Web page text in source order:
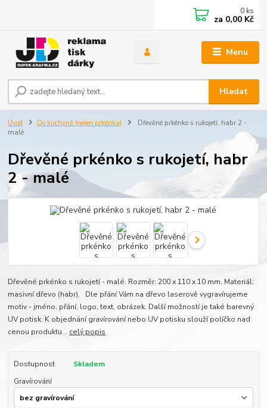
Menu
Hledat
0 ks
za 0,00 Kč
Úvod Do kuchyně (nejen prkénka)
Dřevěné prkénko s rukojetí, habr 2 -
malé
Dřevěné prkénko s rukojetí, habr
2 - malé
Dřevěné prkénko s rukojetí - malé. Rozměr: 200 x 110 x 10 mm. Materiál:
masivní dřevo (habr). Dle přání Vám na dřevo laserově vygravírujeme
motiv - jméno, přání, logo, text, obrázek. Další možností je také barevný
UV potisk. K objednání gravírování nebo UV potisku slouží políčko nad
cenou produktu... celý popis
Dostupnost
Skladem
Gravírování